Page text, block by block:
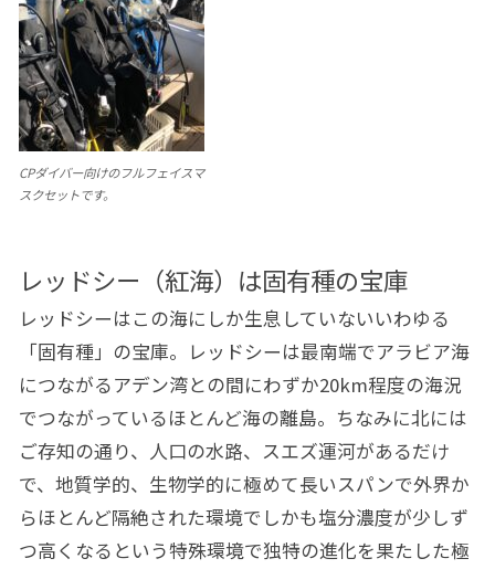
CPダイバー向けのフルフェイスマ
スクセットです。
レッドシー（紅海）は固有種の宝庫
レッドシーはこの海にしか生息していないいわゆる
「固有種」の宝庫。レッドシーは最南端でアラビア海
につながるアデン湾との間にわずか20km程度の海況
でつながっているほとんど海の離島。ちなみに北には
ご存知の通り、人口の水路、スエズ運河があるだけ
で、地質学的、生物学的に極めて長いスパンで外界か
らほとんど隔絶された環境でしかも塩分濃度が少しず
つ高くなるという特殊環境で独特の進化を果たした極